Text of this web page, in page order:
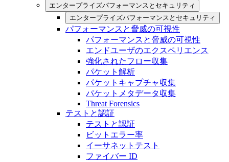
エンタープライズパフォーマンスとセキュリティ
エンタープライズパフォーマンスとセキュリティ
パフォーマンスと脅威の可視性
パフォーマンスと脅威の可視性
エンドユーザのエクスペリエンス
強化されたフロー収集
パケット解析
パケットキャプチャ収集
パケットメタデータ収集
Threat Forensics
テストと認証
テストと認証
ビットエラー率
イーサネットテスト
ファイバー ID